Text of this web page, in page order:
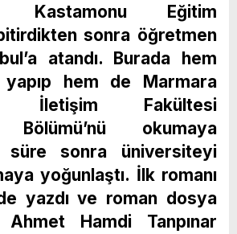
Kastamonu Eğitim
sonra öğretmen
atandı. Burada hem
yapıp hem de Marmara
İletişim Fakültesi
Bölümü’nü okumaya
süre sonra üniversiteyi
yoğunlaştı. İlk romanı
yazdı ve roman dosya
Ahmet Hamdi Tanpınar